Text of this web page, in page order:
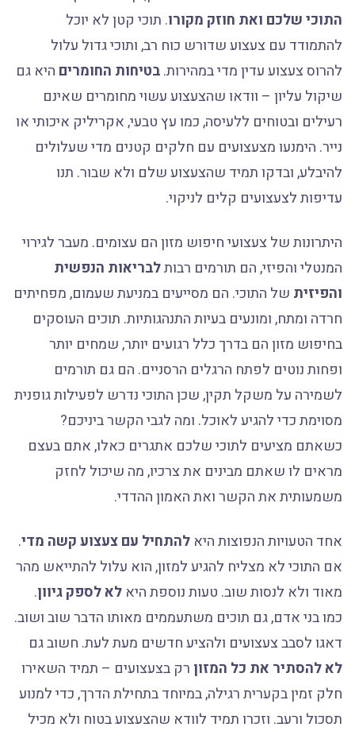
התוכי שלכם ואת חוזק מקורו. תוכי קטן לא יוכל
להתמודד עם צעצוע שדורש כוח רב, ותוכי גדול עלול
להרוס צעצוע עדין מדי במהירות.בטיחות החומריםהיא גם
שיקול עליון – וודאו שהצעצוע עשוי מחומרים שאינם
רעילים ובטוחים ללעיסה, כמו עץ טבעי, אקריליק איכותי או
נייר. הימנעו מצעצועים עם חלקים קטנים מדי שעלולים
להיבלע, ובדקו תמיד שהצעצוע שלם ולא שבור. תנו
עדיפות לצעצועים קלים לניקוי.
היתרונות של צעצועי חיפוש מזון הם עצומים. מעבר לגירוי
המנטלי והפיזי, הם תורמים רבותלבריאות הנפשית
והפיזיתשל התוכי. הם מסייעים במניעת שעמום, מפחיתים
חרדה ומתח, ומונעים בעיות התנהגותיות. תוכים העוסקים
בחיפוש מזון הם בדרך כלל רגועים יותר, שמחים יותר
ופחות נוטים לפתח הרגלים הרסניים. הם גם תורמים
לשמירה על משקל תקין, שכן התוכי נדרש לפעילות גופנית
מסוימת כדי להגיע לאוכל. ומה לגבי הקשר ביניכם?
כשאתם מציעים לתוכי שלכם אתגרים כאלו, אתם בעצם
מראים לו שאתם מבינים את צרכיו, מה שיכול לחזק
משמעותית את הקשר ואת האמון ההדדי.
אחד הטעויות הנפוצות היאלהתחיל עם צעצוע קשה מדי.
אם התוכי לא מצליח להגיע למזון, הוא עלול להתייאש מהר
מאוד ולא לנסות שוב. טעות נוספת היאלא לספק גיוון.
כמו בני אדם, גם תוכים משתעממים מאותו הדבר שוב ושוב.
דאגו לסבב צעצועים ולהציע חדשים מעת לעת. חשוב גם
לא להסתיר את כל המזוןרק בצעצועים – תמיד השאירו
חלק זמין בקערית רגילה, במיוחד בתחילת הדרך, כדי למנוע
תסכול ורעב. וזכרו תמיד לוודא שהצעצוע בטוח ולא מכיל